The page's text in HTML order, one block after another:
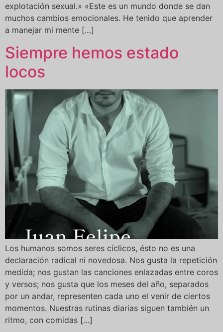
explotación sexual.» «Este es un mundo donde se dan
muchos cambios emocionales. He tenido que aprender
a manejar mi mente […]
Siempre hemos estado
locos
Los humanos somos seres cíclicos, ésto no es una
declaración radical ni novedosa. Nos gusta la repetición
medida; nos gustan las canciones enlazadas entre coros
y versos; nos gusta que los meses del año, separados
por un andar, representen cada uno el venir de ciertos
momentos. Nuestras rutinas diarias siguen también un
ritmo, con comidas […]